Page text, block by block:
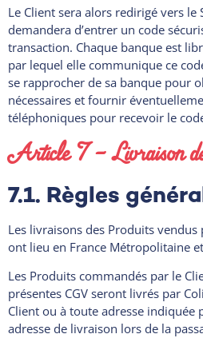
Le Client sera alors redirigé vers le
demandera d’entrer un code
transaction. Chaque banque est
par lequel elle communique ce
se rapprocher de sa banque pour
nécessaires et fournir
téléphoniques pour recevoir le
Article 7 – Livraison de
7.1. Règles
Les livraisons des Produits vendus
ont lieu en France Métropolitaine
Les Produits commandés par le
présentes CGV seront livrés par
Client ou à toute adresse indiquée
adresse de livraison lors de la